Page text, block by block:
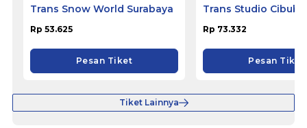
Trans Snow World Surabaya
Rp 53.625
Pesan Tiket
Trans Studio
Rp 73.332
Pesan Tiket
Tiket Lainnya